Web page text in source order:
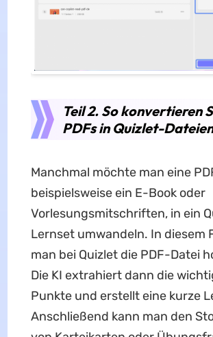
Teil 2. So konvertieren
PDFs in Quizlet-Dateien
Manchmal möchte man eine
beispielsweise ein E-Book oder
Vorlesungsmitschriften, in ein
Lernset umwandeln. In diesem
man bei Quizlet die PDF-Datei
Die KI extrahiert dann die
Punkte und erstellt eine kurze
Anschließend kann man den